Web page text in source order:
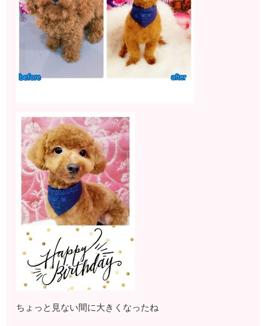
ちょっと見ない間に大きくなったね